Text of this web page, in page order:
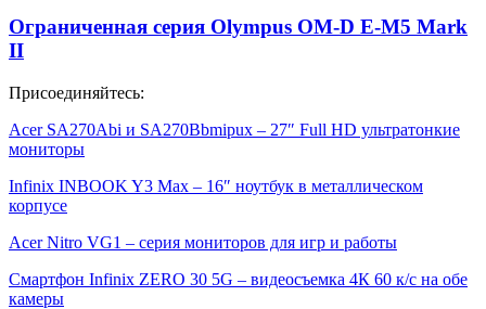
Ограниченная серия Olympus OM-D E-M5 Mark
II
Присоединяйтесь:
Acer SA270Abi и SA270Bbmipux – 27″ Full HD ультратонкие
мониторы
Infinix INBOOK Y3 Max – 16″ ноутбук в металлическом
корпусе
Acer Nitro VG1 – серия мониторов для игр и работы
Смартфон Infinix ZERO 30 5G – видеосъемка 4К 60 к/с на обе
камеры